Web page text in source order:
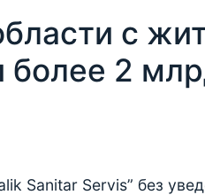
с
более 2
Sanitar Servis” без